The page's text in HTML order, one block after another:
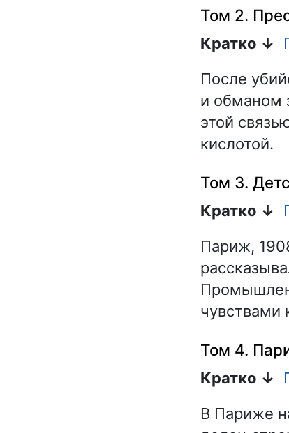
Том 2.
Кратко ↓
После
и обманом
этой
кислотой.
Том 3.
Кратко ↓
Париж,
чувствами
Том 4.
Кратко ↓
В Париже